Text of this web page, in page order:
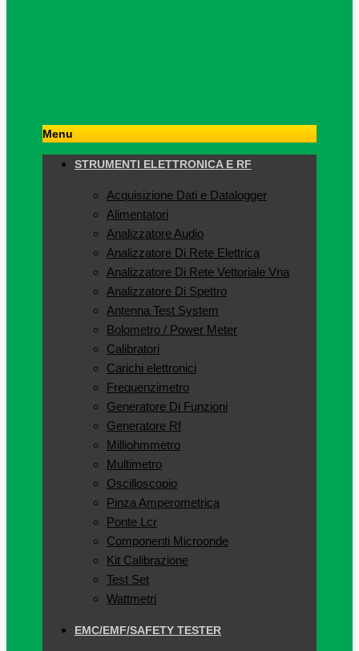
Menu
STRUMENTI ELETTRONICA E RF
Acquisizione Dati e Datalogger
Alimentatori
Analizzatore Audio
Analizzatore Di Rete Elettrica
Analizzatore Di Rete Vettoriale Vna
Analizzatore Di Spettro
Antenna Test System
Bolometro / Power Meter
Calibratori
Carichi elettronici
Frequenzimetro
Generatore Di Funzioni
Generatore Rf
Milliohmmetro
Multimetro
Oscilloscopio
Pinza Amperometrica
Ponte Lcr
Componenti Microonde
Kit Calibrazione
Test Set
Wattmetri
EMC/EMF/SAFETY TESTER